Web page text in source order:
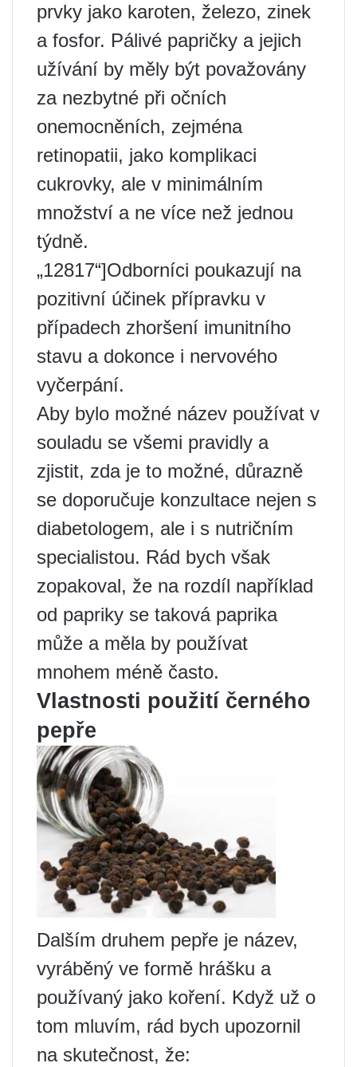
prvky jako karoten, železo, zinek
a fosfor. Pálivé papričky a jejich
užívání by měly být považovány
za nezbytné při očních
onemocněních, zejména
retinopatii, jako komplikaci
cukrovky, ale v minimálním
množství a ne více než jednou
týdně.
„12817“]Odborníci poukazují na
pozitivní účinek přípravku v
případech zhoršení imunitního
stavu a dokonce i nervového
vyčerpání.
Aby bylo možné název používat v
souladu se všemi pravidly a
zjistit, zda je to možné, důrazně
se doporučuje konzultace nejen s
diabetologem, ale i s nutričním
specialistou. Rád bych však
zopakoval, že na rozdíl například
od papriky se taková paprika
může a měla by používat
mnohem méně často.
Vlastnosti použití černého
pepře
Dalším druhem pepře je název,
vyráběný ve formě hrášku a
používaný jako koření. Když už o
tom mluvím, rád bych upozornil
na skutečnost, že: